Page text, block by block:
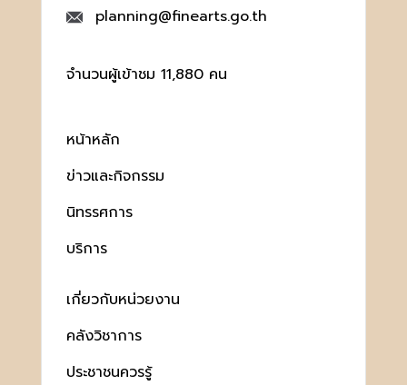
planning@finearts.go.th
จำนวนผู้เข้าชม 11,880 คน
หน้าหลัก
ข่าวและกิจกรรม
นิทรรศการ
บริการ
เกี่ยวกับหน่วยงาน
คลังวิชาการ
ประชาชนควรรู้